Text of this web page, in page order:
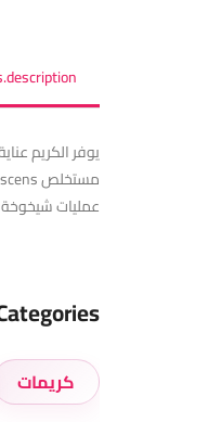
يوفر الكريم
عمليات شيخوخة
كريمات